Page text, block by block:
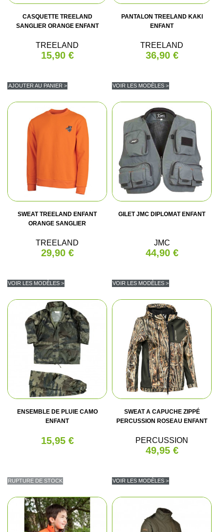
CASQUETTE TREELAND
SANGLIER ORANGE ENFANT
TREELAND
15,90 €
AJOUTER AU PANIER >
PANTALON TREELAND KAKI
ENFANT
TREELAND
36,90 €
VOIR LES MODÈLES >
SWEAT TREELAND ENFANT
ORANGE SANGLIER
TREELAND
29,90 €
VOIR LES MODÈLES >
GILET JMC DIPLOMAT ENFANT
JMC
44,90 €
VOIR LES MODÈLES >
ENSEMBLE DE PLUIE CAMO
ENFANT
15,95 €
RUPTURE DE STOCK
SWEAT A CAPUCHE ZIPPÉ
PERCUSSION ROSEAU ENFANT
PERCUSSION
49,95 €
VOIR LES MODÈLES >